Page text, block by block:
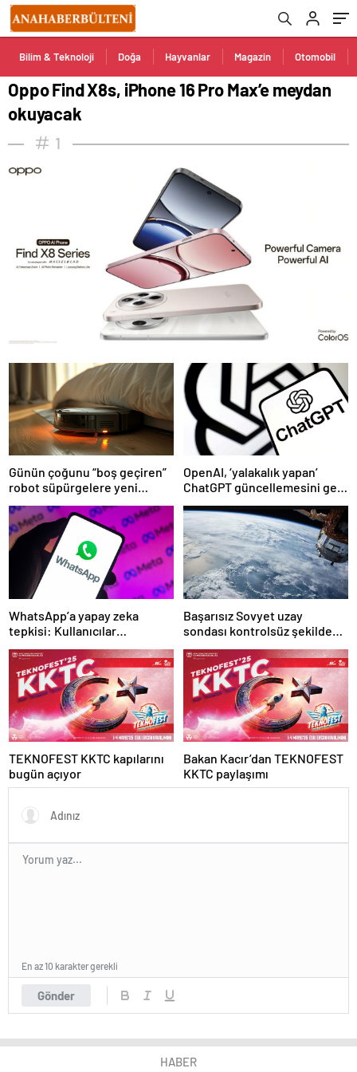
Bilim & Teknoloji Doğa Hayvanlar Magazin Otomobil
Oppo Find X8s, iPhone 16 Pro Max’e meydan
okuyacak
1
Günün çoğunu “boş geçiren”
robot süpürgelere yeni
görevler yolda
OpenAI, ‘yalakalık yapan’
ChatGPT güncellemesini geri
çekti
WhatsApp’a yapay zeka
tepkisi: Kullanıcılar
başladı
Başarısız Sovyet uzay
sondası kontrolsüz şekilde
TEKNOFEST KKTC kapılarını
bugün açıyor
Bakan Kacır’dan TEKNOFEST
KKTC paylaşımı
Gönder
En az 10 karakter gerekli
HABER